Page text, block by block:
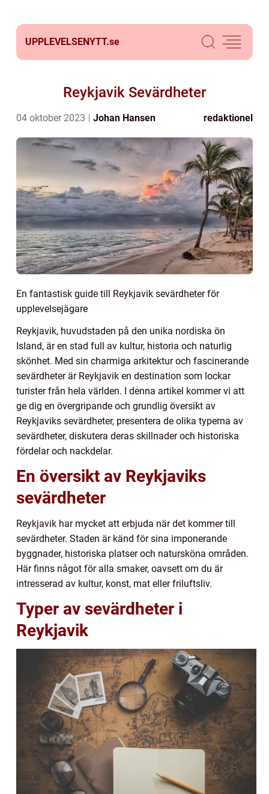
UPPLEVELSENYTT.se
Reykjavik Sevärdheter
04 oktober 2023 Johan Hansen redaktionel
En fantastisk guide till Reykjavik sevärdheter för
upplevelsejägare
Reykjavik, huvudstaden på den unika nordiska ön
Island, är en stad full av kultur, historia och naturlig
skönhet. Med sin charmiga arkitektur och fascinerande
sevärdheter är Reykjavik en destination som lockar
turister från hela världen. I denna artikel kommer vi att
ge dig en övergripande och grundlig översikt av
Reykjaviks sevärdheter, presentera de olika typerna av
sevärdheter, diskutera deras skillnader och historiska
fördelar och nackdelar.
En översikt av Reykjaviks
sevärdheter
Reykjavik har mycket att erbjuda när det kommer till
sevärdheter. Staden är känd för sina imponerande
byggnader, historiska platser och natursköna områden.
Här finns något för alla smaker, oavsett om du är
intresserad av kultur, konst, mat eller friluftsliv.
Typer av sevärdheter i
Reykjavik